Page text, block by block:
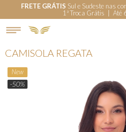
FRETE GRÁTIS Sul e Sudeste nas
1ª Troca Grátis | Até
CAMISOLA REGATA
New
-50%